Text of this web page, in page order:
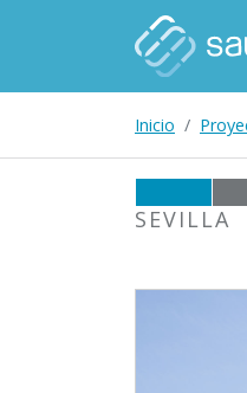
Inicio
SEVILLA